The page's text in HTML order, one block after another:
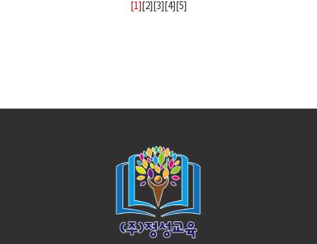
[1] 2][ 3 4][ 5